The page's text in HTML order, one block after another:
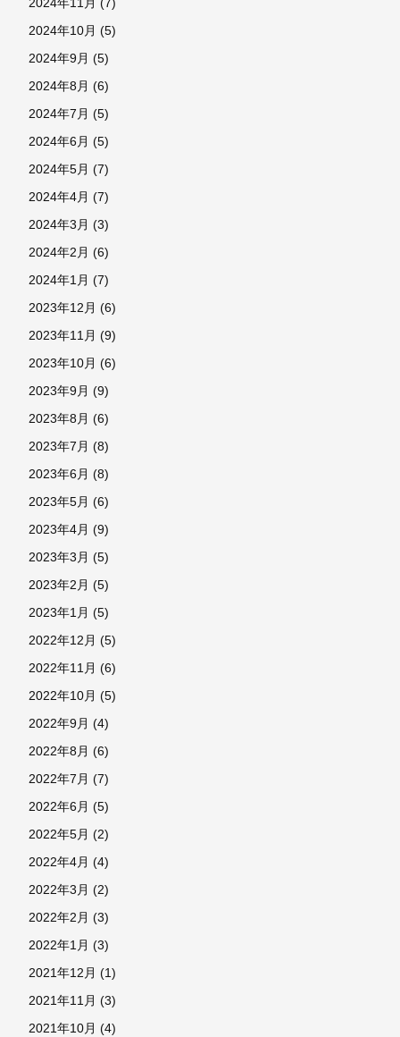
2024年10月 (5)
2024年9月 (5)
2024年8月 (6)
2024年7月 (5)
2024年6月 (5)
2024年5月 (7)
2024年4月 (7)
2024年3月 (3)
2024年2月 (6)
2024年1月 (7)
2023年12月 (6)
2023年11月 (9)
2023年10月 (6)
2023年9月 (9)
2023年8月 (6)
2023年7月 (8)
2023年6月 (8)
2023年5月 (6)
2023年4月 (9)
2023年3月 (5)
2023年2月 (5)
2023年1月 (5)
2022年12月 (5)
2022年11月 (6)
2022年10月 (5)
2022年9月 (4)
2022年8月 (6)
2022年7月 (7)
2022年6月 (5)
2022年5月 (2)
2022年4月 (4)
2022年3月 (2)
2022年2月 (3)
2022年1月 (3)
2021年12月 (1)
2021年11月 (3)
2021年10月 (4)